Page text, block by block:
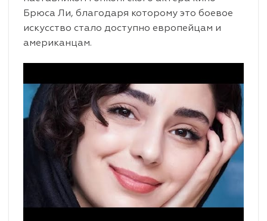
Брюса Ли, благодаря которому это боевое
искусство стало доступно европейцам и
американцам.